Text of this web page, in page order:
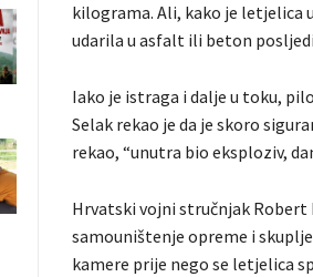
kilograma. Ali, kako je letjelica
udarila u asfalt ili beton
Iako je istraga i dalje u toku,
Selak rekao je da je skoro
rekao, “unutra bio eksploziv,
Hrvatski vojni stručnjak Robert
samouništenje opreme i
kamere prije nego se letjelica